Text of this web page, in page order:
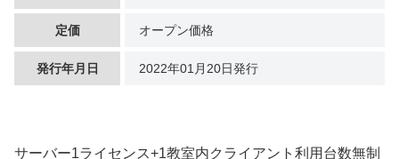
定価 オープン価格
発行年月日 2022年01月20日発行
サーバー1ライセンス+1教室内クライアント利用台数無制